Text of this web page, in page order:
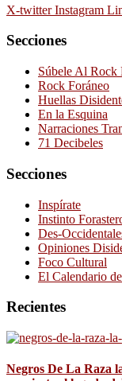
X-twitter Instagram
Secciones
Súbele Al Rock
Rock Foráneo
Huellas
En la Esquina
Narraciones
71 Decibeles
Secciones
Inspírate
Instinto
Des-
Opiniones
Foco Cultural
El Calendario
Recientes
Negros De La Raza